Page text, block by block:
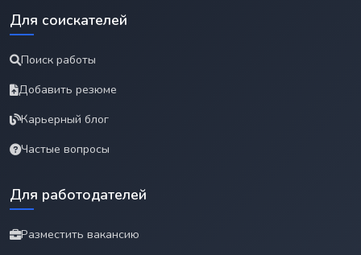
Для соискателей
Поиск работы
Добавить резюме
Карьерный блог
Частые вопросы
Для работодателей
Разместить вакансию